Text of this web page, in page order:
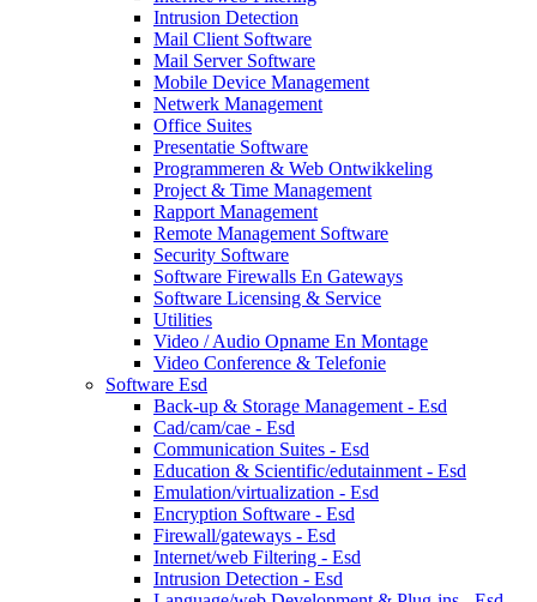
Intrusion Detection
Mail Client Software
Mail Server Software
Mobile Device Management
Netwerk Management
Office Suites
Presentatie Software
Programmeren & Web Ontwikkeling
Project & Time Management
Rapport Management
Remote Management Software
Security Software
Software Firewalls En Gateways
Software Licensing & Service
Utilities
Video / Audio Opname En Montage
Video Conference & Telefonie
Software Esd
Back-up & Storage Management - Esd
Cad/cam/cae - Esd
Communication Suites - Esd
Education & Scientific/edutainment - Esd
Emulation/virtualization - Esd
Encryption Software - Esd
Firewall/gateways - Esd
Internet/web Filtering - Esd
Intrusion Detection - Esd